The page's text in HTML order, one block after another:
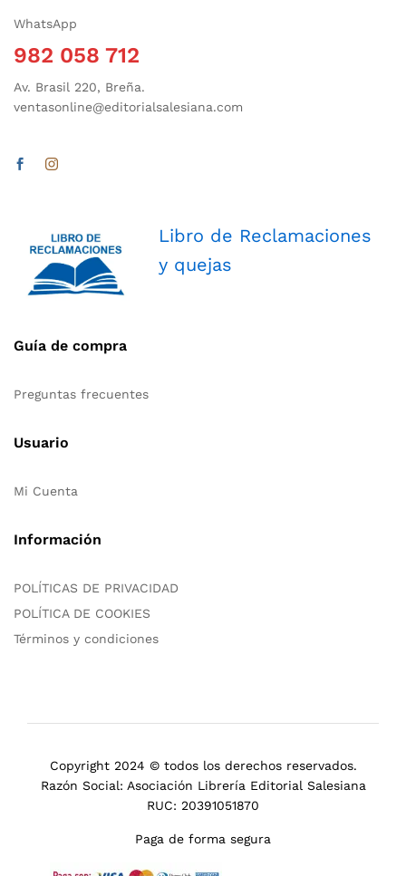
WhatsApp
982 058 712
Av. Brasil 220, Breña.
ventasonline@editorialsalesiana.com
Libro de Reclamaciones
y quejas
Guía de compra
Preguntas frecuentes
Usuario
Mi Cuenta
Información
POLÍTICAS DE PRIVACIDAD
POLÍTICA DE COOKIES
Términos y condiciones
Copyright 2024 © todos los derechos reservados.
Razón Social: Asociación Librería Editorial Salesiana
RUC: 20391051870
Paga de forma segura